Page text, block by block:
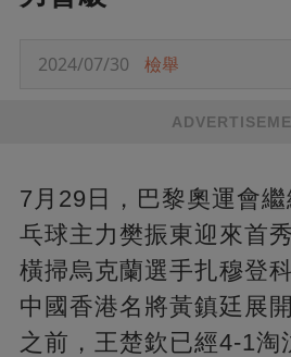
2024/07/30 檢舉
7月29日，巴黎奧運會
乓球主力樊振東迎來首
橫掃烏克蘭選手扎穆登
中國香港名將黃鎮廷
之前，王楚欽已經4-1淘